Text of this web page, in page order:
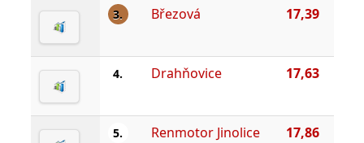
3. Březová 17,39
4. Drahňovice 17,63
5. Renmotor Jinolice 17,86